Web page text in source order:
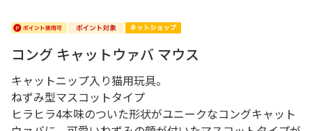
コング キャットウァバ マウス
キャットニップ入り猫用玩具。
ねずみ型マスコットタイプ
ヒラヒラ4本味のついた形状がユニークなコングキャット